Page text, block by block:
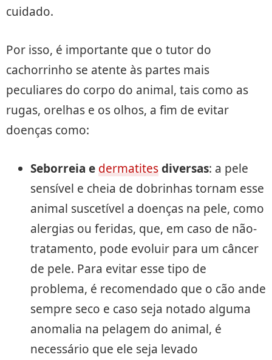
cuidado.
Por isso, é importante que o tutor do
cachorrinho se atente às partes mais
peculiares do corpo do animal, tais como as
rugas, orelhas e os olhos, a fim de evitar
doenças como:
Seborreia edermatitesdiversas: a pele
sensível e cheia de dobrinhas tornam esse
animal suscetível a doenças na pele, como
alergias ou feridas, que, em caso de não-
tratamento, pode evoluir para um câncer
de pele. Para evitar esse tipo de
problema, é recomendado que o cão ande
sempre seco e caso seja notado alguma
anomalia na pelagem do animal, é
necessário que ele seja levado